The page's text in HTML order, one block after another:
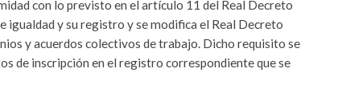
con lo previsto en el artículo 11 del Real Decreto
igualdad y su registro y se modifica el Real Decreto
y acuerdos colectivos de trabajo. Dicho requisito se
de inscripción en el registro correspondiente que se